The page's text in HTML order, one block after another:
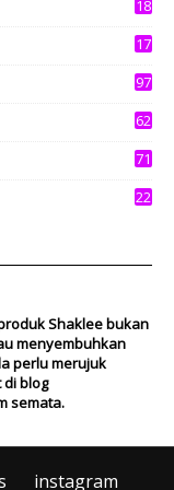
dan Penyampaian
18
17
97
62
71
22
Shaklee bukan
menyembuhkan
perlu merujuk
blog
semata.
instagram